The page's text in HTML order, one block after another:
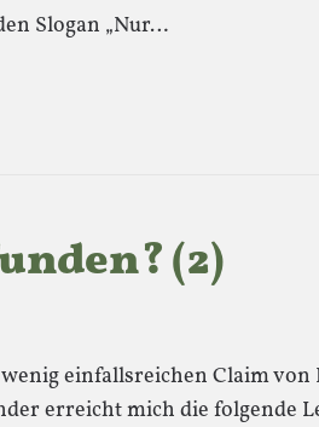
Slogan „Nur…
(2)
einfallsreichen Claim von
erreicht mich die folgende